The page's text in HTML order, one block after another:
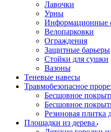
Лавочки
Урны
Информационные
Велопарковки
Ограждения
Защитные барьеры
Стойки для сушки
Вазоны
Теневые навесы
Травмобезопасное
Бесшовное
Бесшовное
Резиновая плитка
Площадки из дерева